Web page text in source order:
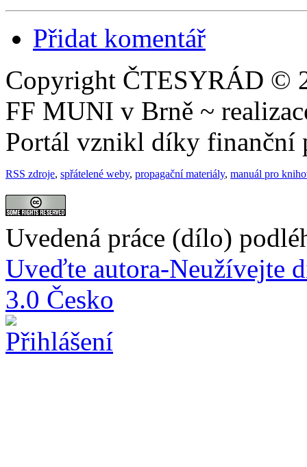
Přidat komentář
Copyright ČTESYRÁD ©
FF MUNI v Brně ~
Portál vznikl díky finanční
RSS zdroje, spřátelené weby, propagační materiály, manuál pro
Uvedená práce (dílo)
Uveďte autora-Neužívejte
3.0 Česko